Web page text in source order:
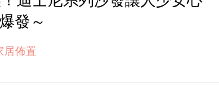
發～
居佈置